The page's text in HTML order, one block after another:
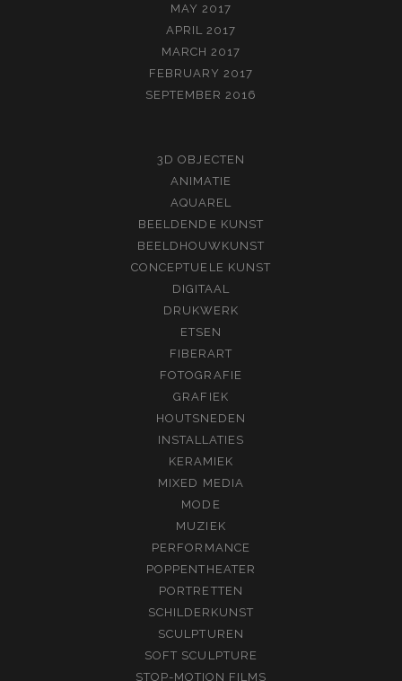
MAY 2017
APRIL 2017
MARCH 2017
FEBRUARY 2017
SEPTEMBER 2016
3D OBJECTEN
ANIMATIE
AQUAREL
BEELDENDE KUNST
BEELDHOUWKUNST
CONCEPTUELE KUNST
DIGITAAL
DRUKWERK
ETSEN
FIBERART
FOTOGRAFIE
GRAFIEK
HOUTSNEDEN
INSTALLATIES
KERAMIEK
MIXED MEDIA
MODE
MUZIEK
PERFORMANCE
POPPENTHEATER
PORTRETTEN
SCHILDERKUNST
SCULPTUREN
SOFT SCULPTURE
STOP-MOTION FILMS